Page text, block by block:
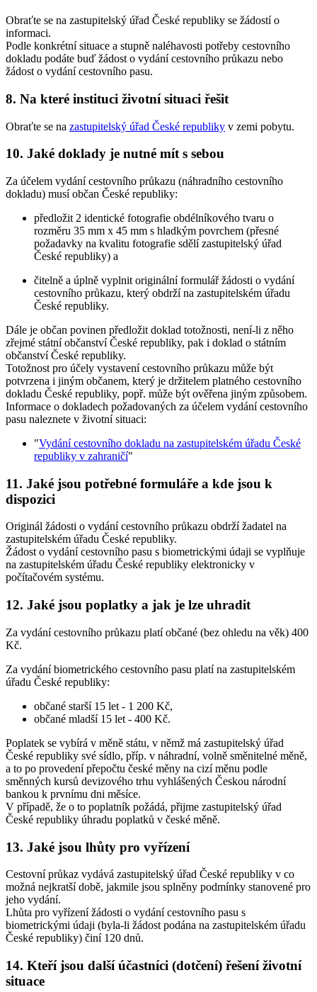
Obraťte se na zastupitelský úřad České republiky se žádostí o
informaci.
Podle konkrétní situace a stupně naléhavosti potřeby cestovního
dokladu podáte buď žádost o vydání cestovního průkazu nebo
žádost o vydání cestovního pasu.
8. Na které instituci životní situaci řešit
Obraťte se na zastupitelský úřad České republiky v zemi pobytu.
10. Jaké doklady je nutné mít s sebou
Za účelem vydání cestovního průkazu (náhradního cestovního
dokladu) musí občan České republiky:
předložit 2 identické fotografie obdélníkového tvaru o
rozměru 35 mm x 45 mm s hladkým povrchem (přesné
požadavky na kvalitu fotografie sdělí zastupitelský úřad
České republiky) a
čitelně a úplně vyplnit originální formulář žádosti o vydání
cestovního průkazu, který obdrží na zastupitelském úřadu
České republiky.
Dále je občan povinen předložit doklad totožnosti, není-li z něho
zřejmé státní občanství České republiky, pak i doklad o státním
občanství České republiky.
Totožnost pro účely vystavení cestovního průkazu může být
potvrzena i jiným občanem, který je držitelem platného cestovního
dokladu České republiky, popř. může být ověřena jiným způsobem.
Informace o dokladech požadovaných za účelem vydání cestovního
pasu naleznete v životní situaci:
"Vydání cestovního dokladu na zastupitelském úřadu České
republiky v zahraničí"
11. Jaké jsou potřebné formuláře a kde jsou k
dispozici
Originál žádosti o vydání cestovního průkazu obdrží žadatel na
zastupitelském úřadu České republiky.
Žádost o vydání cestovního pasu s biometrickými údaji se vyplňuje
na zastupitelském úřadu České republiky elektronicky v
počítačovém systému.
12. Jaké jsou poplatky a jak je lze uhradit
Za vydání cestovního průkazu platí občané (bez ohledu na věk) 400
Kč.
Za vydání biometrického cestovního pasu platí na zastupitelském
úřadu České republiky:
občané starší 15 let - 1 200 Kč,
občané mladší 15 let - 400 Kč.
Poplatek se vybírá v měně státu, v němž má zastupitelský úřad
České republiky své sídlo, příp. v náhradní, volně směnitelné měně,
a to po provedení přepočtu české měny na cizí měnu podle
směnných kursů devizového trhu vyhlášených Českou národní
bankou k prvnímu dni měsíce.
V případě, že o to poplatník požádá, přijme zastupitelský úřad
České republiky úhradu poplatků v české měně.
13. Jaké jsou lhůty pro vyřízení
Cestovní průkaz vydává zastupitelský úřad České republiky v co
možná nejkratší době, jakmile jsou splněny podmínky stanovené pro
jeho vydání.
Lhůta pro vyřízení žádosti o vydání cestovního pasu s
biometrickými údaji (byla-li žádost podána na zastupitelském úřadu
České republiky) činí 120 dnů.
14. Kteří jsou další účastníci (dotčení) řešení životní
situace